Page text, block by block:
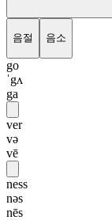
음절 음소
go
ˈgʌ
ga
ver
və
vē
ness
nəs
nēs